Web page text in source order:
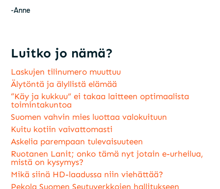
-Anne
Luitko jo nämä?
Laskujen tilinumero muuttuu
Älytöntä ja älyllistä elämää
“Käy ja kukkuu” ei takaa laitteen optimaalista
toimintakuntoa
Suomen vahvin mies luottaa valokuituun
Kuitu kotiin vaivattomasti
Askelia parempaan tulevaisuuteen
Ruotanen Lanit; onko tämä nyt jotain e-urheilua,
mistä on kysymys?
Mikä siinä HD-laadussa niin viehättää?
Pekola Suomen Seutuverkkojen hallitukseen